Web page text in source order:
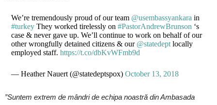
We’re tremendously proud of our team @usembassyankara in
#turkeyThey worked tirelessly on #PastorAndrewBrunson ‘s
case & never gave up. We’ll continue to work on behalf of our
other wrongfully detained citizens & our @statedeptlocally
employed staff. https://t.co/dbKvWFmb9d
— Heather Nauert (@statedeptspox) October 13, 2018
”Suntem extrem de mândri de echipa noastră din Ambasada